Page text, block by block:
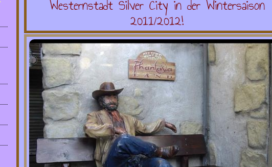
Westernstadt Silver City in der Wintersaison
2011/2012!